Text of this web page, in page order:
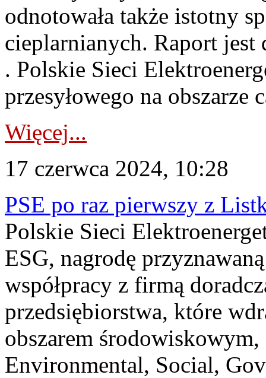
odnotowała także istotny
cieplarnianych. Raport jest
. Polskie Sieci
przesyłowego na obszarze
Więcej...
17 czerwca 2024, 10:28
PSE po raz pierwszy z
Polskie Sieci
ESG, nagrodę
współpracy z firmą
przedsiębiorstwa, które
obszarem środowiskowym,
Environmental, Social,